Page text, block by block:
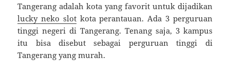
Tangerang adalah kota yang favorit untuk dijadikan
lucky neko slotkota perantauan. Ada 3 perguruan
tinggi negeri di Tangerang. Tenang saja, 3 kampus
itu bisa disebut sebagai perguruan tinggi di
Tangerang yang murah.